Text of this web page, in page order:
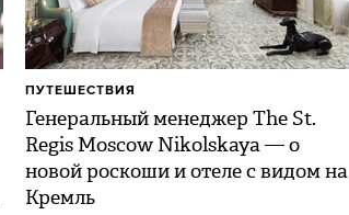
Генеральный менеджер The St.
Regis Moscow Nikolskaya — о
новой роскоши и отеле с видом на
Кремль
ПУТЕШЕСТВИЯ